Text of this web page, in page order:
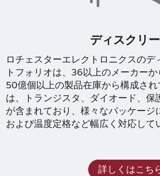
ディスクリ
ロチェスターエレクトロニクスのデ
トフォリオは、36以上のメーカー
50億個以上の製品在庫から構成さ
は、トランジスタ、ダイオード、保
が含まれており、様々なパッケージ
および温度定格など幅広く対応して
詳しくはこち